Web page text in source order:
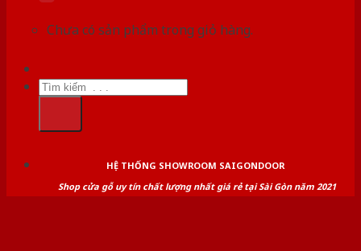
Chưa có sản phẩm trong giỏ hàng.
Tìm
kiếm:
HỆ THỐNG SHOWROOM SAIGONDOOR
Shop cửa gỗ uy tín chất lượng nhất giá rẻ tại Sài Gòn năm 2021